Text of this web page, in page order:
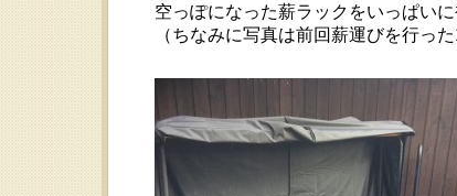
空っぽになった薪ラックをいっぱいに
（ちなみに写真は前回薪運びを行っ